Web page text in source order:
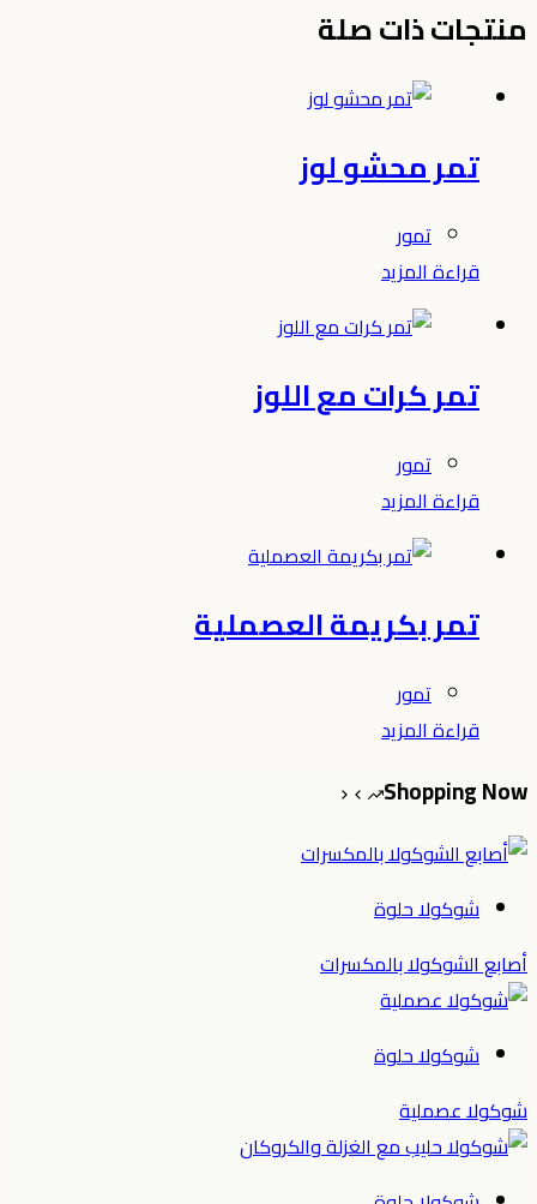
منتجات ذات صلة
تمر محشو لوز
تمور
قراءة المزيد
تمر كرات مع اللوز
تمور
قراءة المزيد
تمر بكريمة العصملية
تمور
قراءة المزيد
Shopping Now
شوكولا حلوة
أصابع الشوكولا بالمكسرات
شوكولا حلوة
شوكولا عصملية